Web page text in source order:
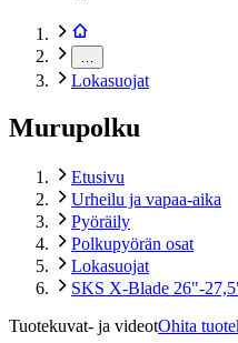
Lokasuojat
Murupolku
Etusivu
Urheilu ja vapaa-aika
Pyöräily
Polkupyörän osat
Lokasuojat
SKS X-Blade 26"-
Tuotekuvat- ja videotOhita